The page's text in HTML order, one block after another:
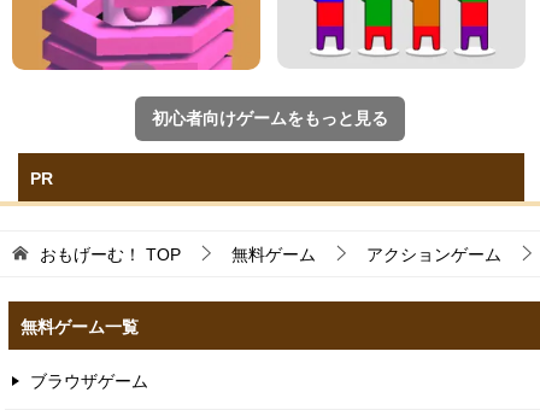
初心者向けゲームをもっと見る
PR
おもげーむ！ TOP 無料ゲーム アクションゲーム
無料ゲーム一覧
ブラウザゲーム